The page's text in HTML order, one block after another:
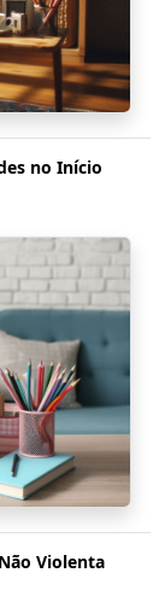
no Início
Violenta